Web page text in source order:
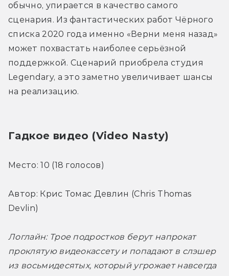
обычно, упирается в качество самого
сценария. Из фантастических работ Чёрного
списка 2020 года именно «Верни меня назад»
может похвастать наиболее серьёзной
поддержкой. Сценарий приобрела студия
Legendary, а это заметно увеличивает шансы
на реализацию.
Гадкое видео (Video Nasty)
Место: 10 (18 голосов)
Автор: Крис Томас Девлин (Chris Thomas
Devlin)
Логлайн: Трое подростков берут напрокат
проклятую видеокассету и попадают в слэшер
из восьмидесятых, который угрожает навсегда